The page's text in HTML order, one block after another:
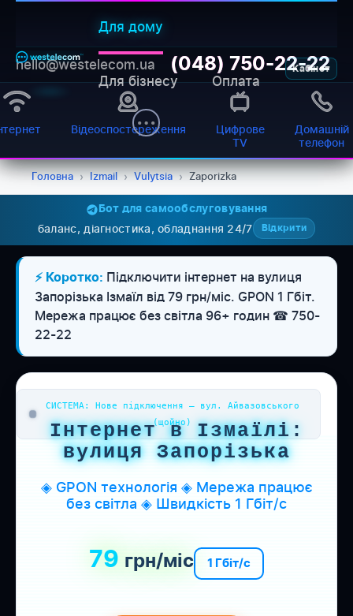
Для дому
Для бізнесу Оплата
Кабінет
hello@westelecom.ua (048) 750-22-22
Відеоспостереження
Цифрове
TV
Домашній
телефон
Головна › Izmail › Vulytsia › Zaporizka
Бот для самообслуговування
баланс, діагностика, обладнання 24/7 Відкрити
⚡ Коротко: Підключити інтернет на вулиця
Запорізька Ізмаїл від 79 грн/міс. GPON 1 Гбіт.
Мережа працює без світла 96+ годин ☎ 750-
22-22
СИСТЕМА: Нове підключення — вул. Айвазовського
(щойно)
Інтернет в Ізмаїлі:
вулиця Запорізька
◈ GPON технологія ◈ Мережа працює
без світла ◈ Швидкість 1 Гбіт/с
79 грн/міс 1 Гбіт/с
WESTELECOM
Онлайн-підтримка